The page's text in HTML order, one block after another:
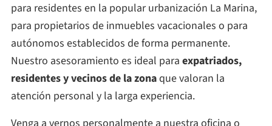
para residentes en la popular urbanización La Marina,
para propietarios de inmuebles vacacionales o para
autónomos establecidos de forma permanente.
Nuestro asesoramiento es ideal para expatriados,
residentes y vecinos de la zona que valoran la
atención personal y la larga experiencia.